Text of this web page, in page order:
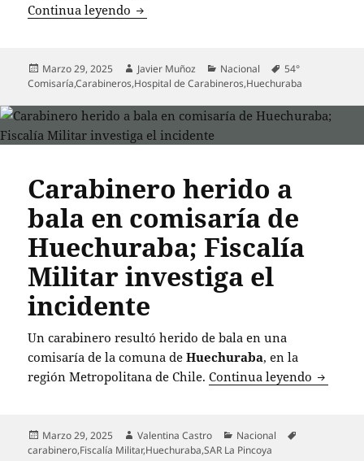
Continua leyendo Confuso incidente en comisaría de
Publicado
el
Marzo 29, 2025 Autor
Javier Muñoz Categorías
Nacional Etiquetas
54°
Comisaría,Carabineros,Hospital de Carabineros,Huechuraba
Carabinero herido a
bala en comisaría de
Huechuraba; Fiscalía
Militar investiga el
incidente
Un carabinero resultó herido de bala en una
comisaría de la comuna deHuechuraba, en la
región Metropolitana de Chile.Continua leyendo
Publicado
el
Marzo 29, 2025 Autor
Valentina Castro Categorías
Nacional
carabinero,Fiscalía Militar,Huechuraba,SAR La Pincoya